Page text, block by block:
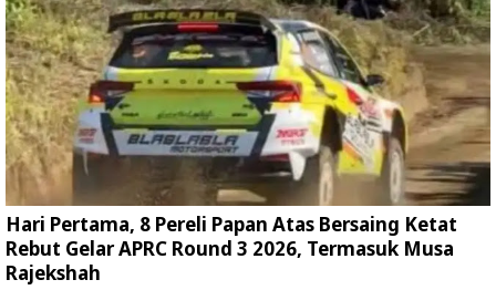
Hari Pertama, 8 Pereli Papan Atas Bersaing Ketat
Rebut Gelar APRC Round 3 2026, Termasuk Musa
Rajekshah